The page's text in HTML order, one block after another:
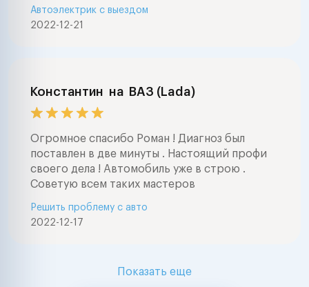
2022-12-21
Автоэлектрик с выездом
Константин на ВАЗ (Lada)
Огромное спасибо Роман ! Диагноз был
поставлен в две минуты . Настоящий профи
своего дела ! Автомобиль уже в строю .
Советую всем таких мастеров
2022-12-17
Решить проблему с авто
Показать еще